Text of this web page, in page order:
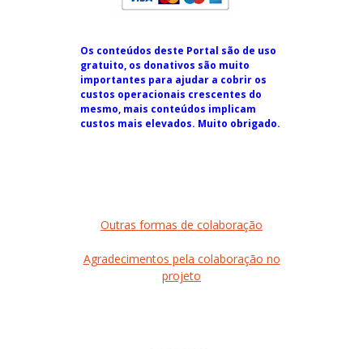
Os conteúdos deste Portal são de uso
gratuito, os donativos são muito
importantes para ajudar a cobrir os
custos operacionais crescentes do
mesmo, mais conteúdos implicam
custos mais elevados. Muito obrigado.
Outras formas de colaboração
Agradecimentos pela colaboração no
projeto